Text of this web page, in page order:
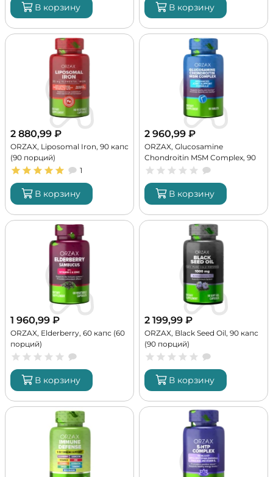
В корзину В корзину
2 880,99 ₽
ORZAX, Liposomal Iron, 90 капс
(90 порций)
1
В корзину
2 960,99 ₽
ORZAX, Glucosamine
Chondroitin MSM Complex, 90
табл (30 порций)
В корзину
1 960,99 ₽
ORZAX, Elderberry, 60 капс (60
порций)
В корзину
2 199,99 ₽
ORZAX, Black Seed Oil, 90 капс
(90 порций)
В корзину